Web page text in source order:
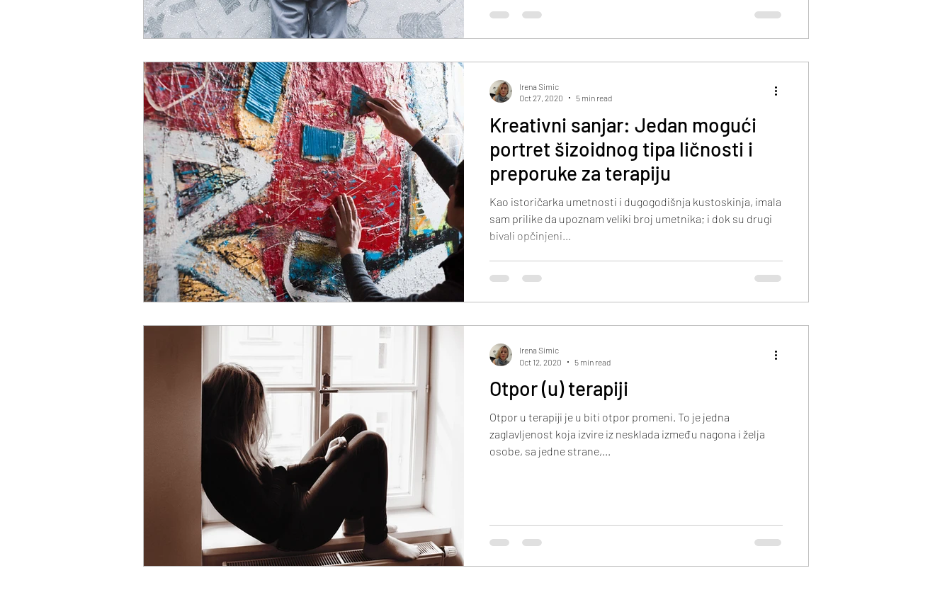
Kreativni sanjar: Jedan mogući
portret šizoidnog tipa ličnosti i
preporuke za terapiju
Kao istoričarka umetnosti i dugogodišnja kustoskinja, imala
sam prilike da upoznam veliki broj umetnika; i dok su drugi
bivali opčinjeni...
Irena Simic
Oct 27, 2020
5 min read
Otpor (u) terapiji
Otpor u terapiji je u biti otpor promeni. To je jedna
zaglavljenost koja izvire iz nesklada između nagona i želja
osobe, sa jedne strane,...
Irena Simic
Oct 12, 2020
5 min read